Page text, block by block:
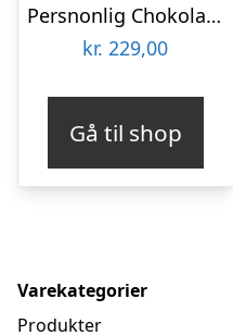
Persnonlig Chokoladeblomst med Billede
kr. 229,00
Gå til shop
Varekategorier
Produkter